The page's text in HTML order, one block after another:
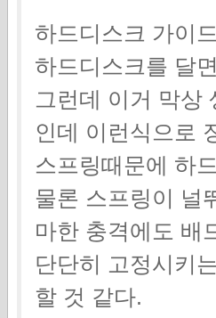
하드디스크 가이
하드디스크를 달
그런데 이거 막상
인데 이런식으로
스프링때문에 하
물론 스프링이 널
마한 충격에도 배
단단히 고정시키
할 것 같다.